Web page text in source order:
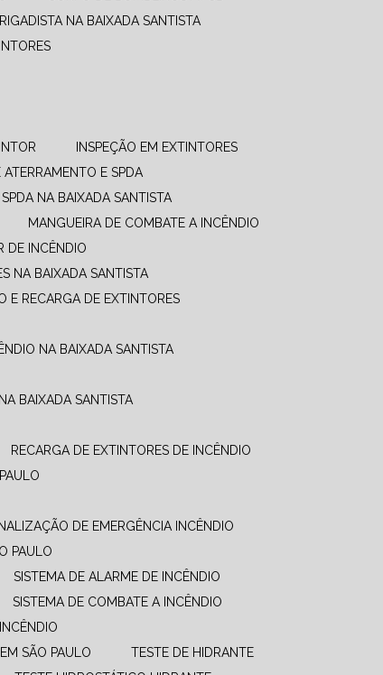
NA BAIXADA SANTISTA
INSPEÇÃO EM EXTINTORES
ATERRAMENTO E SPDA
SPDA NA BAIXADA SANTISTA
MANGUEIRA DE COMBATE A INCÊNDIO​
DE INCÊNDIO
NA BAIXADA SANTISTA
E RECARGA DE EXTINTORES
NA BAIXADA SANTISTA
BAIXADA SANTISTA
RECARGA DE EXTINTORES DE INCÊNDIO
DE EMERGÊNCIA INCÊNDIO
PAULO
SISTEMA DE ALARME DE INCÊNDIO
SISTEMA DE COMBATE A INCÊNDIO​
SÃO PAULO
TESTE DE HIDRANTE